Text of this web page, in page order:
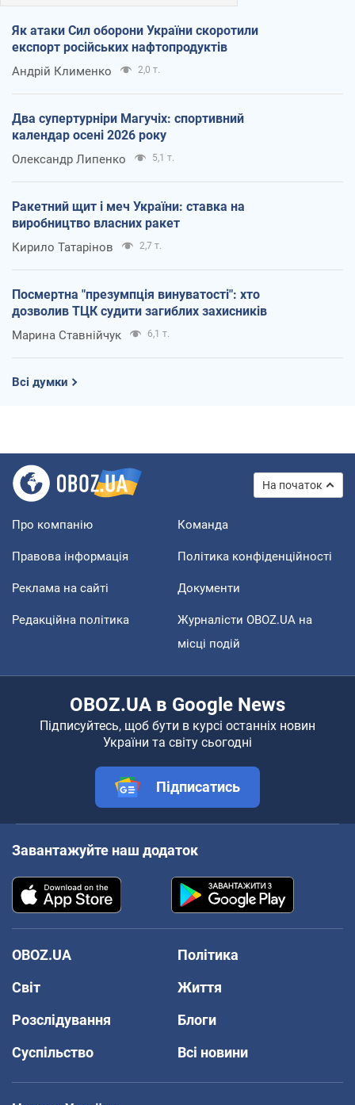
Як атаки Сил оборони України скоротили
експорт російських нафтопродуктів
Андрій Клименко 2,0 т.
Два супертурніри Магучіх: спортивний
календар осені 2026 року
Олександр Липенко 5,1 т.
Ракетний щит і меч України: ставка на
виробництво власних ракет
Кирило Татарінов 2,7 т.
Посмертна "презумпція винуватості": хто
дозволив ТЦК судити загиблих захисників
Марина Ставнійчук 6,1 т.
Всі думки
На початок
Про компанію Команда
Правова інформація Політика конфіденційності
Реклама на сайті Документи
Редакційна політика
Журналісти OBOZ.UA на
місці подій
OBOZ.UA в Google News
Підписуйтесь, щоб бути в курсі останніх новин
України та світу сьогодні
Підписатись
Завантажуйте наш додаток
OBOZ.UA
Політика
Світ
Життя
Розслідування
Блоги
Суспільство
Всі новини